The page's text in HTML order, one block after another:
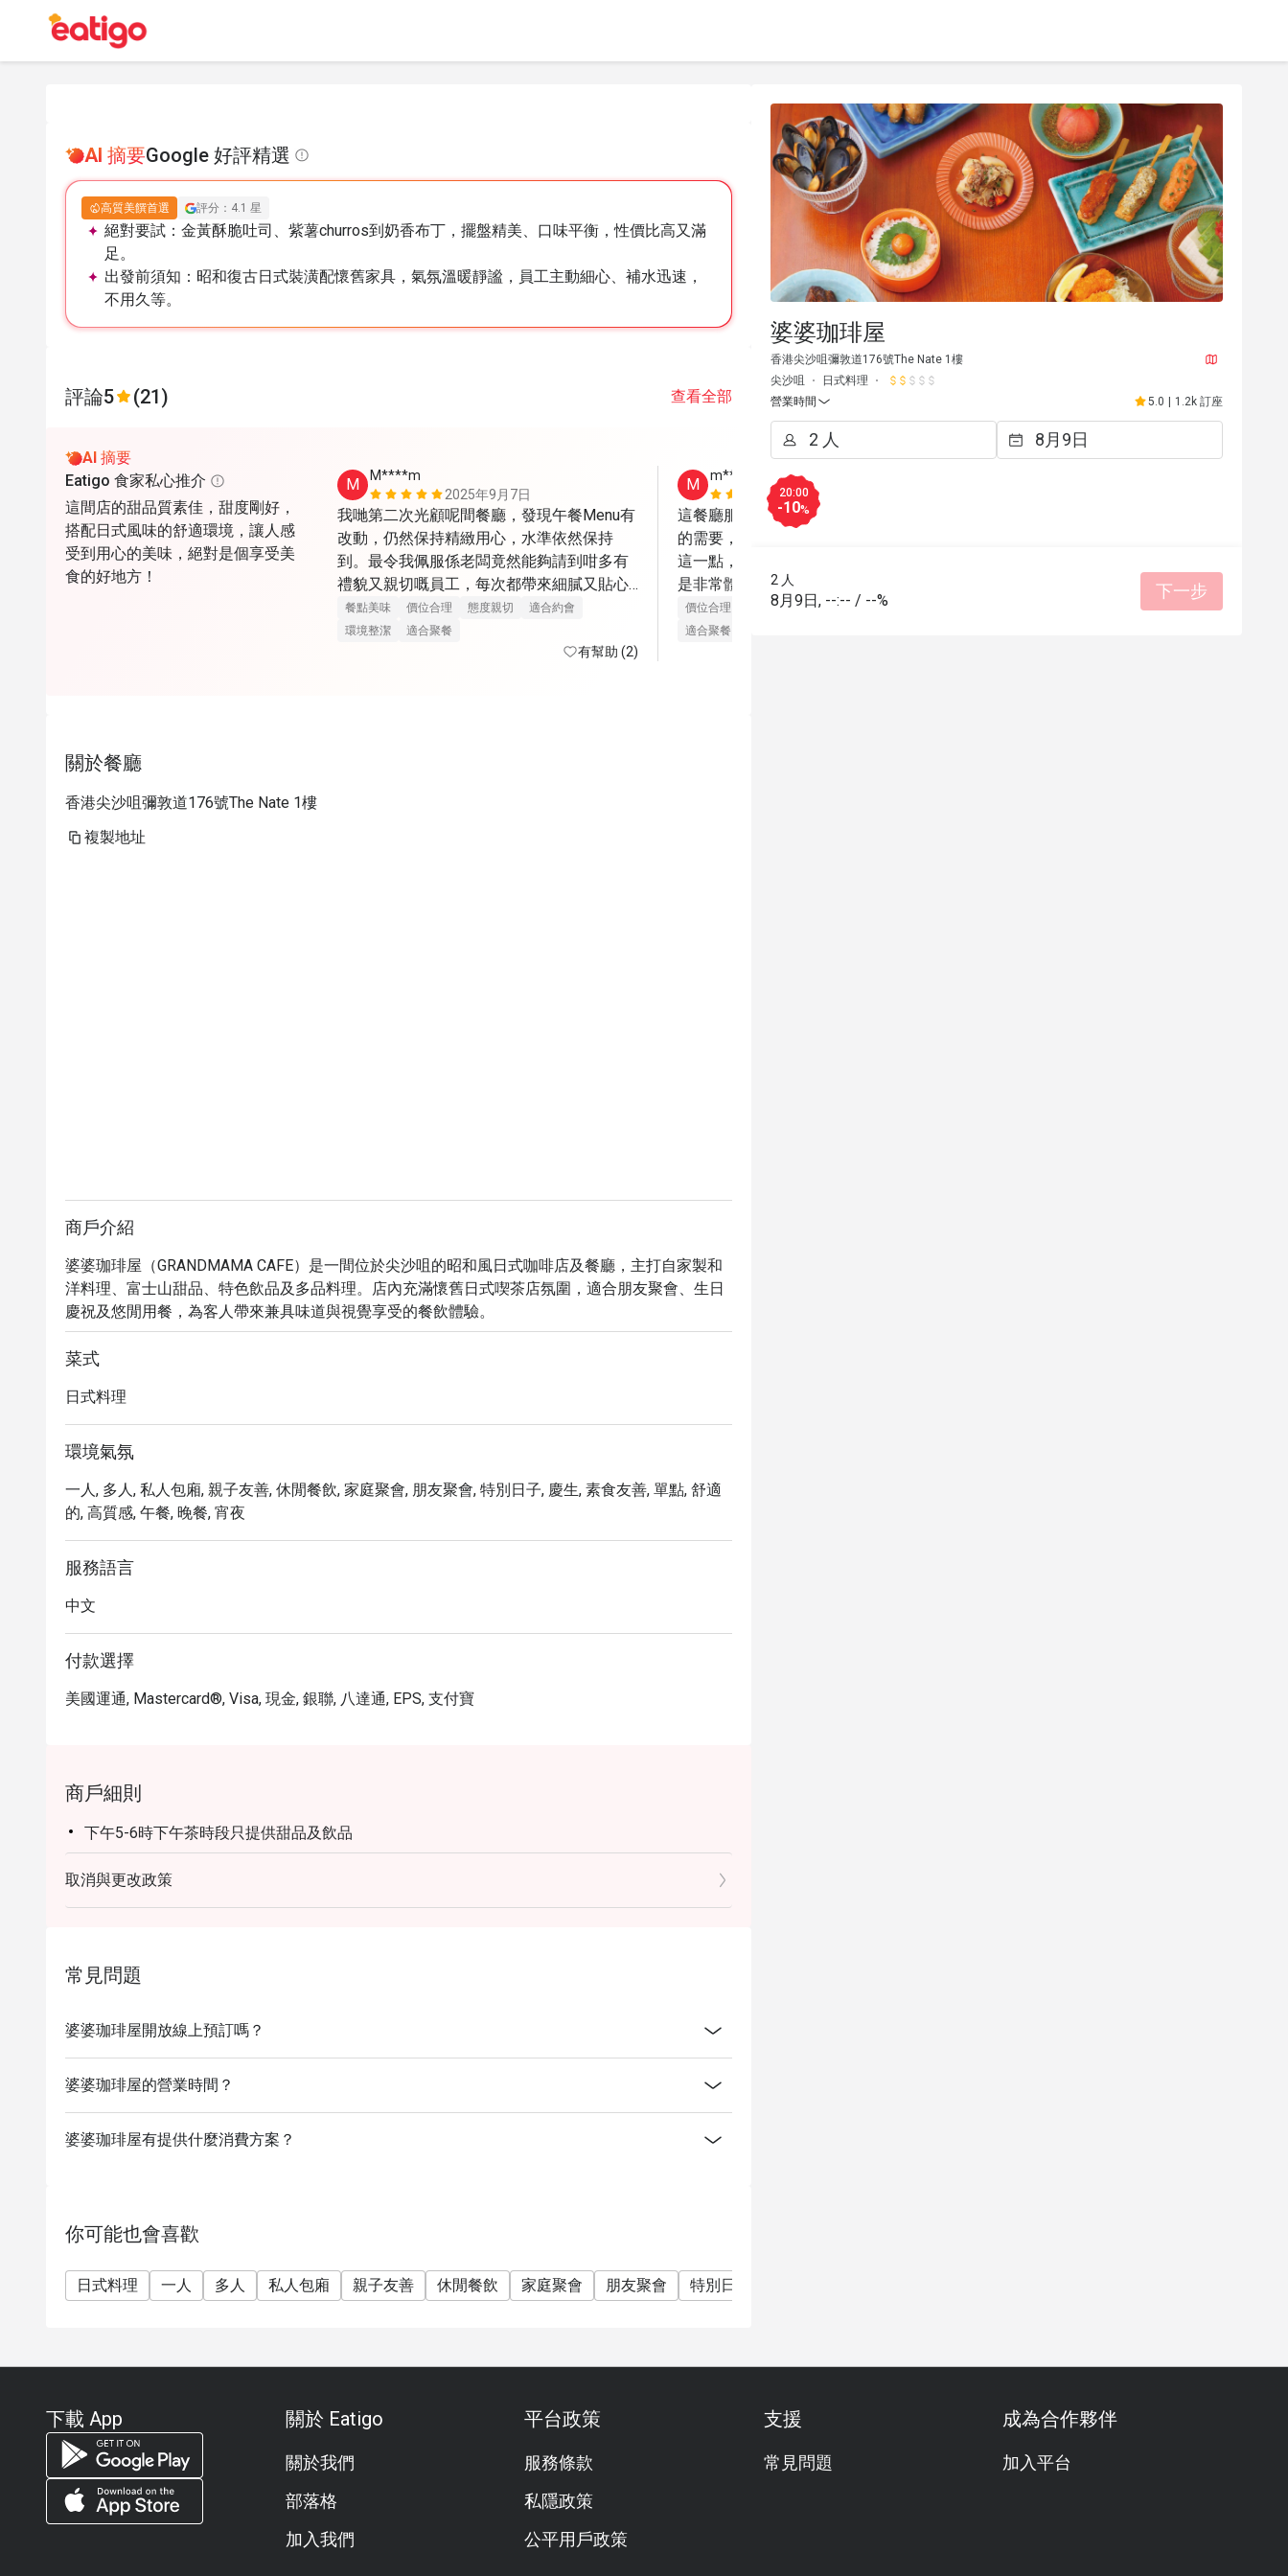
AI 摘要Google 好評精選
高質美饌首選 評分：4.1 星
絕對要試： 金黃酥脆吐司、紫薯churros到奶香布丁，擺盤精美、口味平衡，性價比高又滿
足。
出發前須知： 昭和復古日式裝潢配懷舊家具，氣氛溫暖靜謐，員工主動細心、補水迅速，
不用久等。
評論5 (21) 查看全部
AI 摘要
Eatigo 食家私心推介
這間店的甜品質素佳，甜度剛好，
搭配日式風味的舒適環境，讓人感
受到用心的美味，絕對是個享受美
食的好地方！
M
M****m
2025年9月7日
我哋第二次光顧呢間餐廳，發現午餐Menu有
改動，仍然保持精緻用心，水準依然保持
到。最令我佩服係老闆竟然能夠請到咁多有
禮貌又親切嘅員工，每次都帶來細膩又貼心
嘅服務。食物份量雖然唔算大，但質素佳，
今次仲試咗招牌甜品餐，屋企人平時對甜品
一般，但今次都讚不絕口，因為甜度剛好，
餐點美味 價位合理 態度親切
適合約會
環境整潔
適合聚餐
有幫助 (2)
M
m******o
2025年8月11日
這餐廳服務非常好，很細心，經常注意到你
的需要，確保提供足夠的青瓜或碟豆花水，
這一點，絕對一讚，因對沒有點餐飲的顧客
是非常體貼，而且她/他們的對話方式，都能
感受到那份真誠，配合整體環境，令用餐感
覺非常舒服自在; 食物方面，賣相用心制作，
價位合理 態度親切 適合約會
環境整潔
適合聚餐
適合聚餐
關於餐廳
香港尖沙咀彌敦道176號The Nate 1樓
複製地址
商戶介紹
婆婆珈琲屋（GRANDMAMA CAFE）是一間位於尖沙咀的昭和風日式咖啡店及餐廳，主打自家製和
洋料理、富士山甜品、特色飲品及多品料理。店內充滿懷舊日式喫茶店氛圍，適合朋友聚會、生日
慶祝及悠閒用餐，為客人帶來兼具味道與視覺享受的餐飲體驗。
菜式
日式料理
環境氣氛
一人, 多人, 私人包廂, 親子友善, 休閒餐飲, 家庭聚會, 朋友聚會, 特別日子, 慶生, 素食友善, 單點, 舒適
的, 高質感, 午餐, 晚餐, 宵夜
服務語言
中文
付款選擇
美國運通, Mastercard®, Visa, 現金, 銀聯, 八達通, EPS, 支付寶
商戶細則
下午5-6時下午茶時段只提供甜品及飲品
取消與更改政策
常見問題
婆婆珈琲屋開放線上預訂嗎？
婆婆珈琲屋的營業時間？
婆婆珈琲屋有提供什麼消費方案？
你可能也會喜歡
日式料理 一人 多人 私人包廂 親子友善 休閒餐飲 家庭聚會 朋友聚會 特別日子
婆婆珈琲屋
香港尖沙咀彌敦道176號The Nate 1樓
尖沙咀
日式料理
營業時間
5.0 1.2k 訂座
20:00
-10%
2 人
8月9日, --:-- / --% 下一步
下載 App 關於 Eatigo
關於我們
部落格
加入我們
平台政策
服務條款
私隱政策
公平用戶政策
支援
常見問題
成為合作夥伴
加入平台